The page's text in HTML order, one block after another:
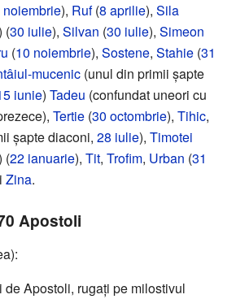
noiembrie), Ruf(8 aprilie), Sila
(30 iulie), Silvan (30 iulie), Simeon
(10 noiembrie), Sostene, Stahie (31
mucenic (unul din primii șapte
iunie) Tadeu (confundat uneori cu
Tertie (30 octombrie), Tihic,
șapte diaconi, 28 iulie), Timotei
(22 ianuarie), Tit, Trofim, Urban (31
Zina.
Apostoli
Apostoli, rugați pe milostivul